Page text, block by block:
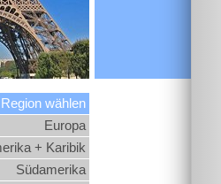
Region wählen
Europa
+ Karibik
Südamerika